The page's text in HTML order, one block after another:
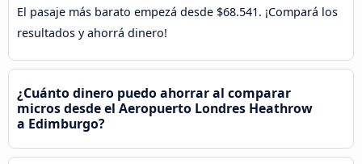
El pasaje más barato empezá desde $68.541. ¡Compará los
resultados y ahorrá dinero!
¿Cuánto dinero puedo ahorrar al comparar
micros desde el Aeropuerto Londres Heathrow
a Edimburgo?